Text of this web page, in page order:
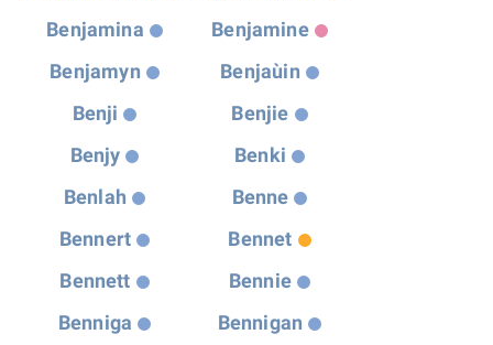
Benjamina
Benjamine
Benjamyn
Benjaùin
Benji
Benjie
Benjy
Benki
Benlah
Benne
Bennert
Bennet
Bennett
Bennie
Benniga
Bennigan